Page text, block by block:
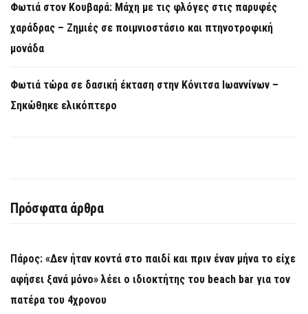
Φωτιά στον Κουβαρά: Μάχη με τις φλόγες στις παρυφές
χαράδρας – Ζημιές σε ποιμνιοστάσιο και πτηνοτροφική
μονάδα
Φωτιά τώρα σε δασική έκταση στην Κόνιτσα Ιωαννίνων –
Σηκώθηκε ελικόπτερο
Πρόσφατα άρθρα
Πάρος: «Δεν ήταν κοντά στο παιδί και πριν έναν μήνα το είχε
αφήσει ξανά μόνο» λέει ο ιδιοκτήτης του beach bar για τον
πατέρα του 4χρονου